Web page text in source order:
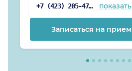
+7 (423) 205-47-53 показать
Записаться на прием